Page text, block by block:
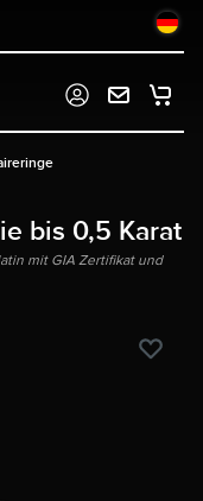
bis 0,5 Karat
mit GIA Zertifikat und